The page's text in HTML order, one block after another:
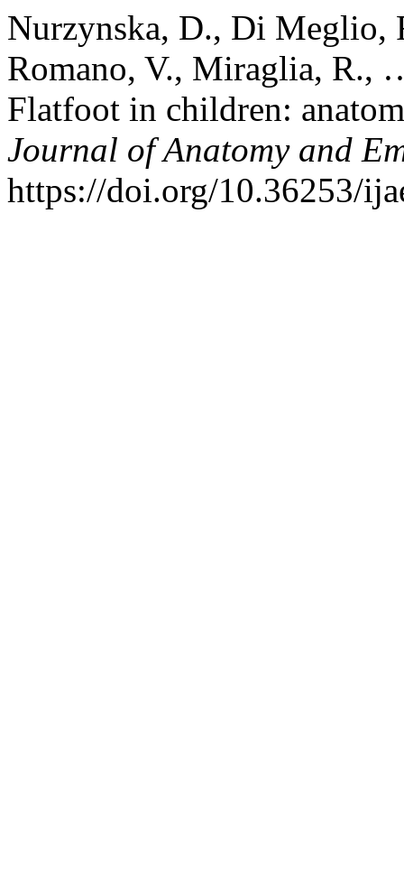
Nurzynska, D., Di Meglio,
Romano, V., Miraglia, R.,
Flatfoot in children:
Journal of Anatomy and
https://doi.org/10.36253/